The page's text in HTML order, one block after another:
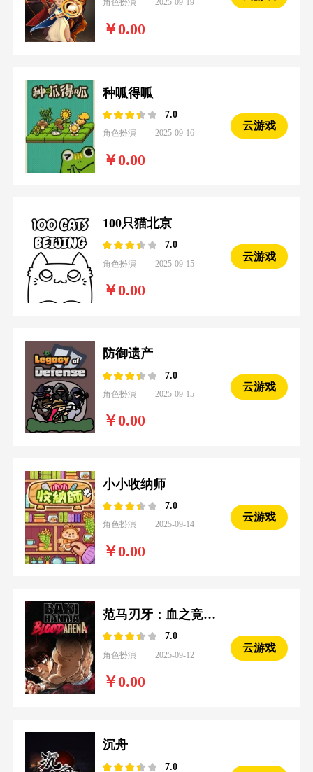
角色扮演 2025-09-19
0.00
种呱得呱
7.0
角色扮演 2025-09-16
0.00
云游戏
100只猫北京
7.0
角色扮演 2025-09-15
0.00
云游戏
防御遗产
7.0
角色扮演 2025-09-15
0.00
云游戏
小小收纳师
7.0
角色扮演 2025-09-14
0.00
云游戏
范马刃牙：血之竞技场
7.0
角色扮演 2025-09-12
0.00
云游戏
沉舟
7.0